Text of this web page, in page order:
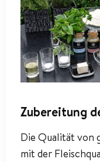
Zubereitung
Die Qualität von
mit der